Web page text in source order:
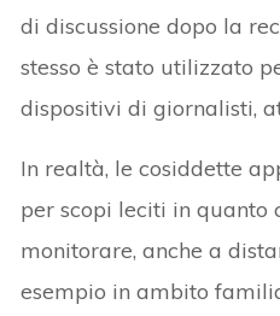
di discussione dopo la
stesso è stato utilizzato
dispositivi di giornalisti,
In realtà, le cosiddette
per scopi leciti in quanto
monitorare, anche a
esempio in ambito